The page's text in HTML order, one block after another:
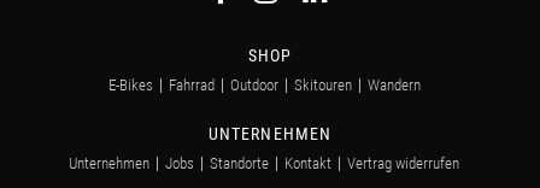
SHOP
E-Bikes Fahrrad Outdoor Skitouren Wandern
UNTERNEHMEN
Unternehmen Jobs Standorte Kontakt Vertrag widerrufen